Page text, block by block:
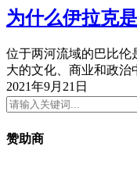
为什么伊拉克
位于两河流域的巴比伦
大的文化、商业和政治
2021年9月21日
赞助商